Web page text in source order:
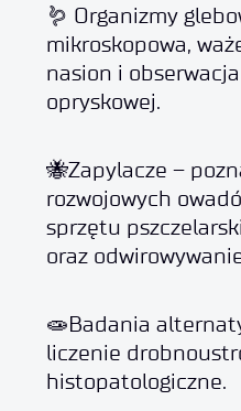
🪱 Organizmy
mikroskopowa,
nasion i
opryskowej.
🐝Zapylacze –
rozwojowych
sprzętu
oraz
🧫Badania
liczenie
histopatologiczne.